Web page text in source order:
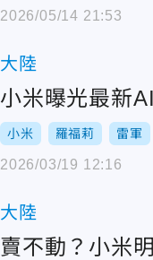
2026/05/14 21:53
大陸
小米曝光最新
小米 羅福莉 雷軍
2026/03/19 12:16
大陸
賣不動？小米